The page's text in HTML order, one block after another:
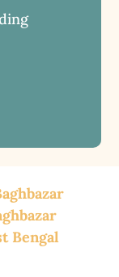
Bengal